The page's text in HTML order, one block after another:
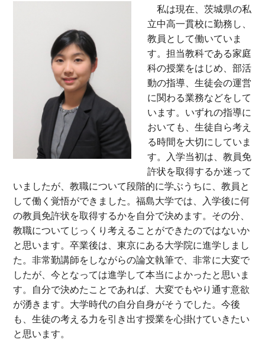
私は現在、茨城県の私
立中高一貫校に勤務し、
教員として働いていま
す。担当教科である家庭
科の授業をはじめ、部活
動の指導、生徒会の運営
に関わる業務などをして
います。いずれの指導に
おいても、生徒自ら考え
る時間を大切にしていま
す。入学当初は、教員免
許状を取得するか迷って
いましたが、教職について段階的に学ぶうちに、教員と
して働く覚悟ができました。福島大学では、入学後に何
の教員免許状を取得するかを自分で決めます。その分、
教職についてじっくり考えることができたのではないか
と思います。卒業後は、東京にある大学院に進学しまし
た。非常勤講師をしながらの論文執筆で、非常に大変で
したが、今となっては進学して本当によかったと思いま
す。自分で決めたことであれば、大変でもやり通す意欲
が湧きます。大学時代の自分自身がそうでした。今後
も、生徒の考える力を引き出す授業を心掛けていきたい
と思います。